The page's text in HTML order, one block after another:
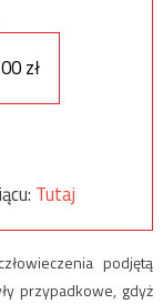
zł
Tutaj
podjętą
przypadkowe, gdyż